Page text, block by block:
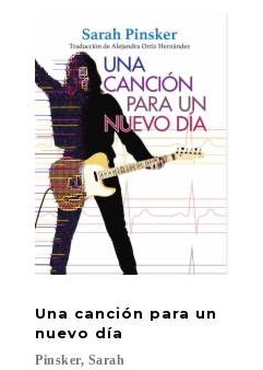
Una canción para un
nuevo día
Pinsker, Sarah